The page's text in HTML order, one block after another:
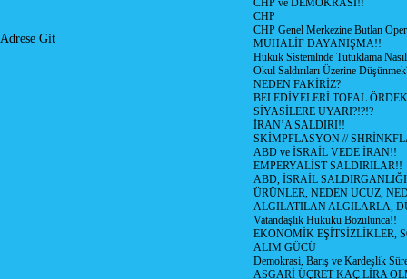
Adrese Git
CHP ve DEMOKRASİ!!
CHP
CHP Genel Merkezine Butlan
MUHALİF DAYANIŞMA!!
Hukuk Sistemlnde Tutuklama
Okul Saldırıları Üzerine
NEDEN FAKİRİZ?
BELEDİYELERİ TOPAL
SİYASİLERE UYARI?!?!?
İRAN’A SALDIRI!!
SKİMPFLASYON //
ABD ve İSRAİL VEDE İRAN!!
EMPERYALİST SALDIRILAR!!
ABD, İSRAİL SALDIRGANLIĞI
ÜRÜNLER, NEDEN UCUZ,
ALGILATILAN ALGILARLA,
Vatandaşlık Hukuku Bozulunca!!
EKONOMİK EŞİTSİZLİKLER,
ALIM GÜCÜ
Demokrasi, Barış ve Kardeşlik
ASGARİ ÜÇRET KAÇ LİRA